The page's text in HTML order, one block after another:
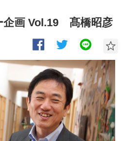
企画 Vol.19 髙橋昭彦